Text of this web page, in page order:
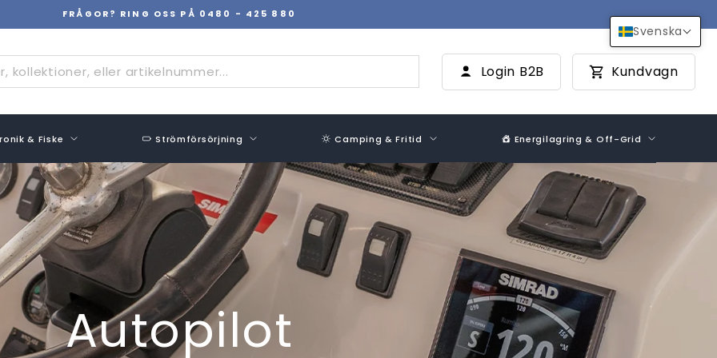
Pausa
FRÅGOR? RING OSS PÅ 0480 - 425 880
Login B2B Kundvagn
& Fiske Strömförsörjning Camping & Fritid Energilagring & Off-Grid
Autopilot
Svenska